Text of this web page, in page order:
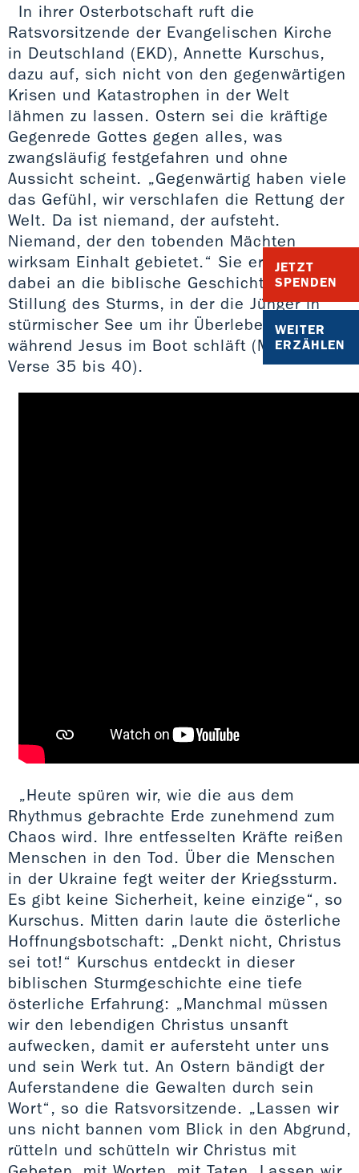
JETZT
SPENDEN
WEITER
ERZÄHLEN
In ihrer Osterbotschaft ruft die
Ratsvorsitzende der Evangelischen Kirche
in Deutschland (EKD), Annette Kurschus,
dazu auf, sich nicht von den gegenwärtigen
Krisen und Katastrophen in der Welt
lähmen zu lassen. Ostern sei die kräftige
Gegenrede Gottes gegen alles, was
zwangsläufig festgefahren und ohne
Aussicht scheint. „Gegenwärtig haben viele
das Gefühl, wir verschlafen die Rettung der
Welt. Da ist niemand, der aufsteht.
Niemand, der den tobenden Mächten
wirksam Einhalt gebietet.“ Sie erinnert
dabei an die biblische Geschichte von der
Stillung des Sturms, in der die Jünger in
stürmischer See um ihr Überleben fürchten,
während Jesus im Boot schläft (Markus 4,
Verse 35 bis 40).
„Heute spüren wir, wie die aus dem
Rhythmus gebrachte Erde zunehmend zum
Chaos wird. Ihre entfesselten Kräfte reißen
Menschen in den Tod. Über die Menschen
in der Ukraine fegt weiter der Kriegssturm.
Es gibt keine Sicherheit, keine einzige“, so
Kurschus. Mitten darin laute die österliche
Hoffnungsbotschaft: „Denkt nicht, Christus
sei tot!“ Kurschus entdeckt in dieser
biblischen Sturmgeschichte eine tiefe
österliche Erfahrung: „Manchmal müssen
wir den lebendigen Christus unsanft
aufwecken, damit er aufersteht unter uns
und sein Werk tut. An Ostern bändigt der
Auferstandene die Gewalten durch sein
Wort“, so die Ratsvorsitzende. „Lassen wir
uns nicht bannen vom Blick in den Abgrund,
rütteln und schütteln wir Christus mit